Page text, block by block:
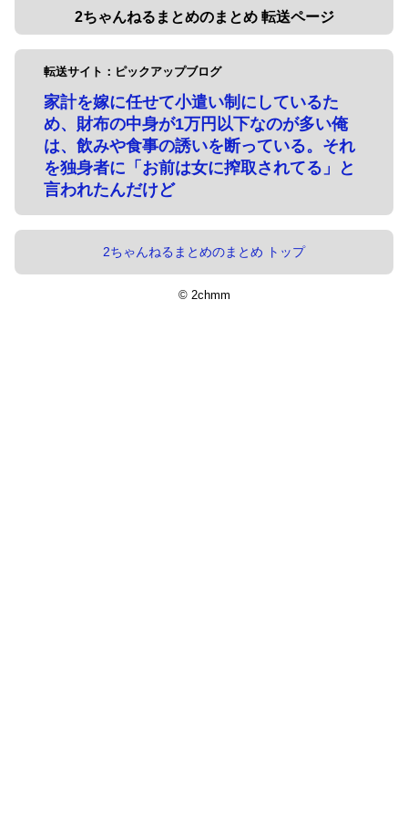
2ちゃんねるまとめのまとめ 転送ページ
転送サイト：ピックアップブログ
家計を嫁に任せて小遣い制にしているた
め、財布の中身が1万円以下なのが多い俺
は、飲みや食事の誘いを断っている。それ
を独身者に「お前は女に搾取されてる」と
言われたんだけど
2ちゃんねるまとめのまとめ トップ
© 2chmm